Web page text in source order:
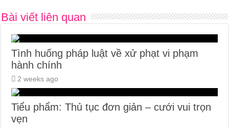
Bài viết liên quan
Tình huống pháp luật về xử phạt vi phạm
hành chính
2 weeks ago
Tiểu phẩm: Thủ tục đơn giản – cưới vui trọn
vẹn